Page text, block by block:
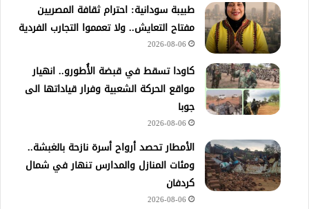
طبيبة سودانية: احترام ثقافة المصريين
مفتاح التعايش.. ولا تعمموا التجارب الفردية
2026-08-06
كاودا تسقط في قبضة الأُطورو.. انهيار
مواقع الحركة الشعبية وفرار قياداتها الى
جوبا
2026-08-06
الأمطار تحصد أرواح أسرة نازحة بالغبشة..
ومئات المنازل والمدارس تنهار في شمال
كردفان
2026-08-06